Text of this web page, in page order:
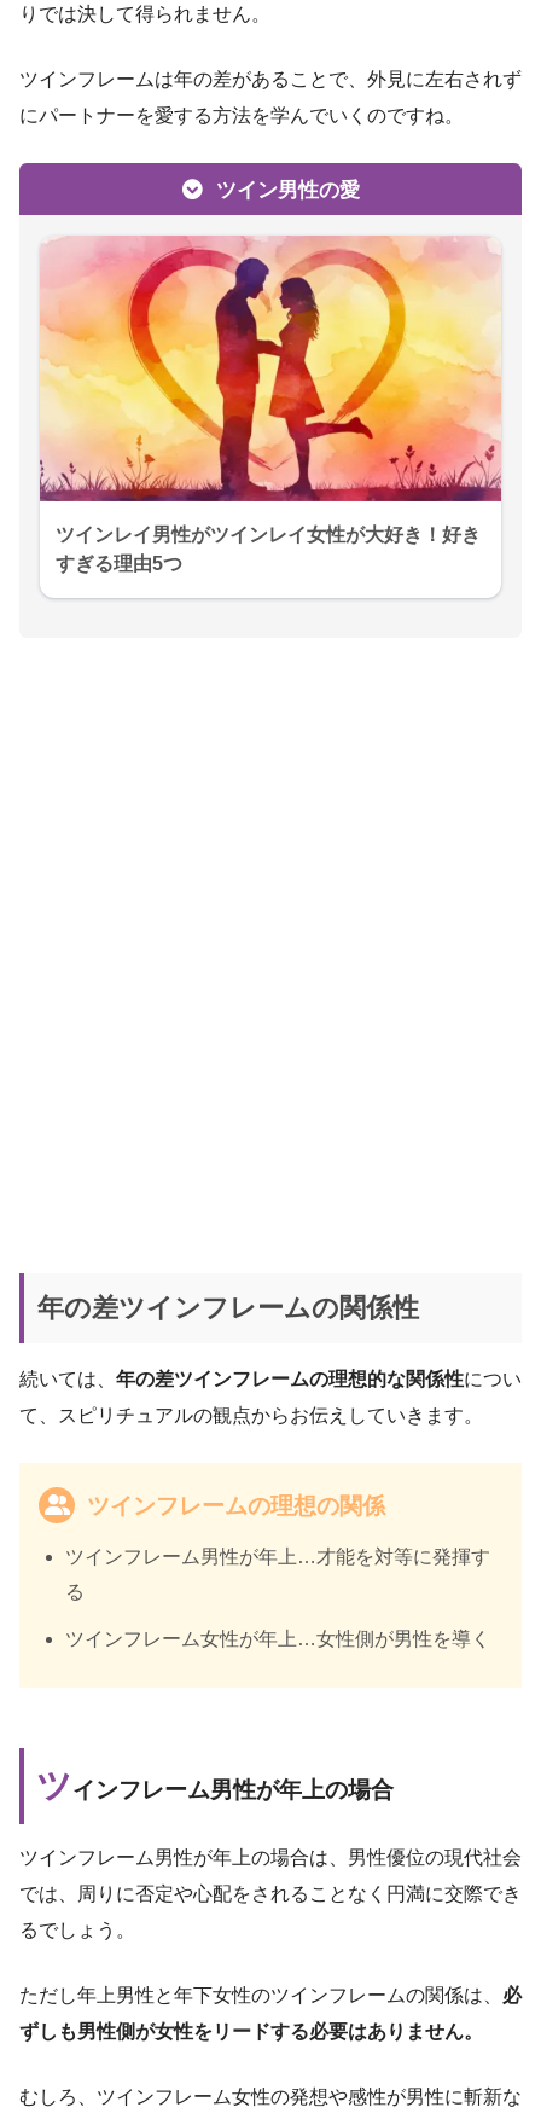
りでは決して得られません。
ツインフレームは年の差があることで、外見に左右されず
にパートナーを愛する方法を学んでいくのですね。
ツイン男性の愛
ツインレイ男性がツインレイ女性が大好き！好き
すぎる理由5つ
年の差ツインフレームの関係性
続いては、 年の差ツインフレームの理想的な関係性につい
て、スピリチュアルの観点からお伝えしていきます。
ツインフレームの理想の関係
ツインフレーム男性が年上…才能を対等に発揮す
る
ツインフレーム女性が年上…女性側が男性を導く
ツインフレーム男性が年上の場合
ツインフレーム男性が年上の場合は、男性優位の現代社会
では、周りに否定や心配をされることなく円満に交際でき
るでしょう。
ただし年上男性と年下女性のツインフレームの関係は、 必
ずしも男性側が女性をリードする必要はありません。
むしろ、ツインフレーム女性の発想や感性が男性に斬新な